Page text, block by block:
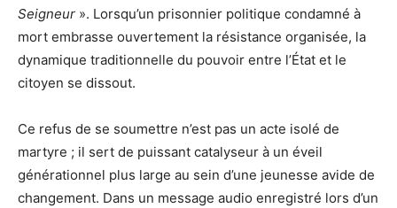
Seigneur ». Lorsqu’un prisonnier politique condamné à
mort embrasse ouvertement la résistance organisée, la
dynamique traditionnelle du pouvoir entre l’État et le
citoyen se dissout.
Ce refus de se soumettre n’est pas un acte isolé de
martyre ; il sert de puissant catalyseur à un éveil
générationnel plus large au sein d’une jeunesse avide de
changement. Dans un message audio enregistré lors d’un